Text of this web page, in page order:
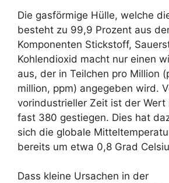
Die gasförmige Hülle, welche
besteht zu 99,9 Prozent aus
Komponenten Stickstoff,
Kohlendioxid macht nur einen
aus, der in Teilchen pro Million
million, ppm) angegeben wird.
vorindustrieller Zeit ist der Wert
fast 380 gestiegen. Dies hat
sich die globale
bereits um etwa 0,8 Grad
Dass kleine Ursachen in der